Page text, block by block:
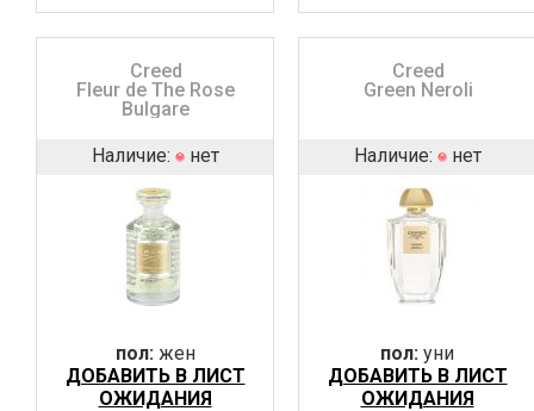
Creed
Fleur de The Rose
Bulgare
Наличие: нет
пол: жен
ДОБАВИТЬ В ЛИСТ
ОЖИДАНИЯ
Creed
Green Neroli
Наличие: нет
пол: уни
ДОБАВИТЬ В ЛИСТ
ОЖИДАНИЯ